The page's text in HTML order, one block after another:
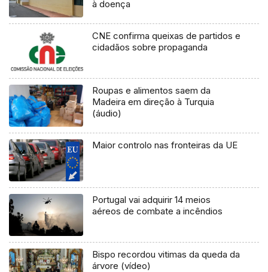
à doença
CNE confirma queixas de partidos e
cidadãos sobre propaganda
Roupas e alimentos saem da
Madeira em direção à Turquia
(áudio)
Maior controlo nas fronteiras da UE
Portugal vai adquirir 14 meios
aéreos de combate a incêndios
Bispo recordou vitimas da queda da
árvore (vídeo)